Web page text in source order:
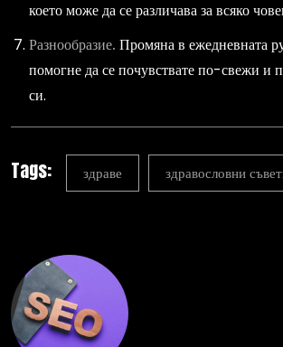
което може да се различава за всяко
Разнообразие. Промяна в ежедневната
помогне да се почувствате по-свежи и
си.
Tags: здраве здравословни